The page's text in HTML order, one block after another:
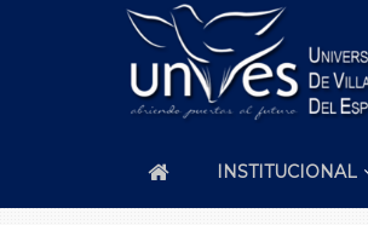
INSTITUCIONAL